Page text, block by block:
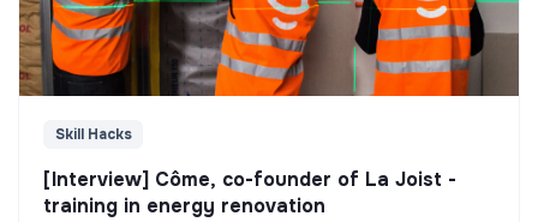
Skill Hacks
[Interview] Côme, co-founder of La Joist -
training in energy renovation